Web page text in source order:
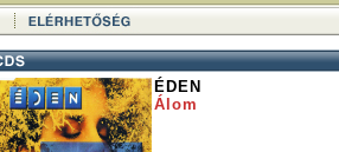
ÉDEN
Álom